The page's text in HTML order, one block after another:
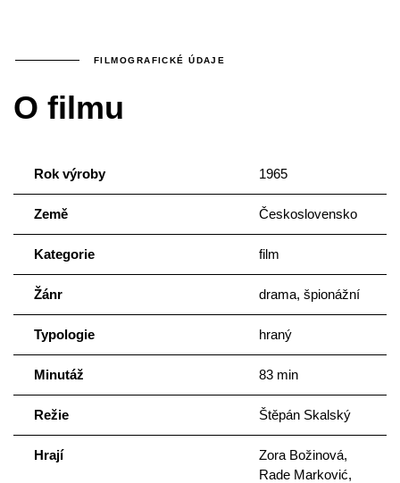
FILMOGRAFICKÉ ÚDAJE
O filmu
Rok výroby 1965
Země Československo
Kategorie film
Žánr drama, špionážní
Typologie hraný
Minutáž 83 min
Režie Štěpán Skalský
Hrají
Zora Božinová,
Rade Marković,